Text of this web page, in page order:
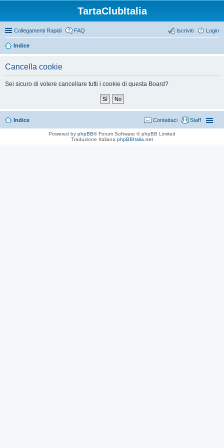
TartaClubItalia
Collegamenti Rapidi FAQ Login
Iscriviti
Indice
Cancella cookie
Sei sicuro di volere cancellare tutti i cookie di questa Board?
Indice Staff
Contattaci
Powered by phpBB® Forum Software © phpBB Limited
Traduzione Italiana phpBBItalia.net